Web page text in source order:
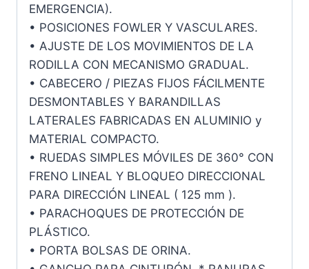
EMERGENCIA).
• POSICIONES FOWLER Y VASCULARES.
• AJUSTE DE LOS MOVIMIENTOS DE LA
RODILLA CON MECANISMO GRADUAL.
• CABECERO / PIEZAS FIJOS FÁCILMENTE
DESMONTABLES Y BARANDILLAS
LATERALES FABRICADAS EN ALUMINIO y
MATERIAL COMPACTO.
• RUEDAS SIMPLES MÓVILES DE 360° CON
FRENO LINEAL Y BLOQUEO DIRECCIONAL
PARA DIRECCIÓN LINEAL ( 125 mm ).
• PARACHOQUES DE PROTECCIÓN DE
PLÁSTICO.
• PORTA BOLSAS DE ORINA.